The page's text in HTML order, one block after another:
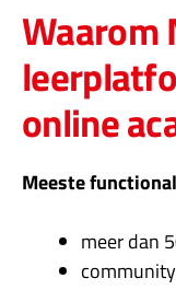
Waarom
online
Meeste
meer dan